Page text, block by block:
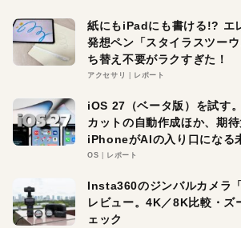
紙にもiPadにも書ける!? エ
発想ペン「スタイラスツー
ち替え不要がラクすぎた！
アクセサリ レポート
iOS 27（ベータ版）を試す
カットの自動作成ほか、期待
iPhoneがAIの入り口になる
OS レポート
Insta360のジンバルカメラ
レビュー。4K／8K比較・ズ
ェック